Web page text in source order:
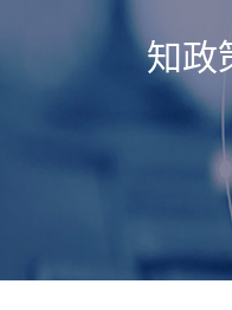
知政